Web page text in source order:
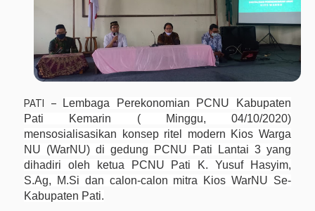
PATI –
Lembaga Perekonomian PCNU Kabupaten
Pati Kemarin ( Minggu, 04/10/2020)
mensosialisasikan konsep ritel modern Kios Warga
NU (WarNU) di gedung PCNU Pati Lantai 3 yang
dihadiri oleh ketua PCNU Pati K. Yusuf Hasyim,
S.Ag, M.Si dan calon-calon mitra Kios WarNU Se-
Kabupaten Pati.